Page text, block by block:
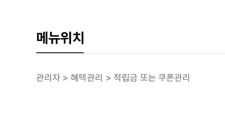
메뉴위치
관리자 > 혜택관리 > 적립금 또는 쿠폰관리